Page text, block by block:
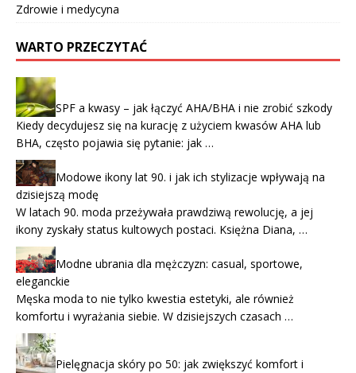
Zdrowie i medycyna
WARTO PRZECZYTAĆ
SPF a kwasy – jak łączyć AHA/BHA i nie zrobić szkody
Kiedy decydujesz się na kurację z użyciem kwasów AHA lub
BHA, często pojawia się pytanie: jak …
Modowe ikony lat 90. i jak ich stylizacje wpływają na
dzisiejszą modę
W latach 90. moda przeżywała prawdziwą rewolucję, a jej
ikony zyskały status kultowych postaci. Księżna Diana, …
Modne ubrania dla mężczyzn: casual, sportowe,
eleganckie
Męska moda to nie tylko kwestia estetyki, ale również
komfortu i wyrażania siebie. W dzisiejszych czasach …
Pielęgnacja skóry po 50: jak zwiększyć komfort i